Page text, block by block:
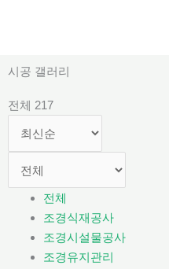
로
너
시공 갤러리
전체 217
전체
조경식재공사
조경시설물공사
조경유지관리